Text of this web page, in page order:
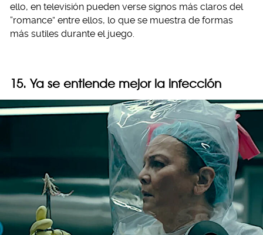
ello, en televisión pueden verse signos más claros del
“romance” entre ellos, lo que se muestra de formas
más sutiles durante el juego.
15. Ya se entiende mejor la infección